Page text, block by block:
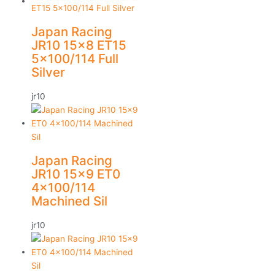
Japan Racing
JR10 15×8 ET15
5×100/114 Full
Silver
jr10
Japan Racing
JR10 15×9 ET0
4×100/114
Machined Sil
jr10